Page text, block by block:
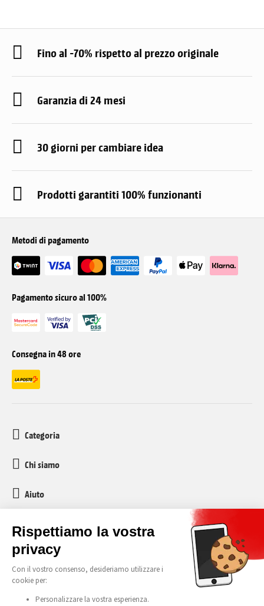
Fino al -70% rispetto al prezzo originale
Garanzia di 24 mesi
30 giorni per cambiare idea
Prodotti garantiti 100% funzionanti
Metodi di pagamento
Pagamento sicuro al 100%
Consegna in 48 ore
Categoria
Chi siamo
Aiuto
media-markt-refurbished@recommerce.com
Lunedì-Venerdì 08:00-17:00